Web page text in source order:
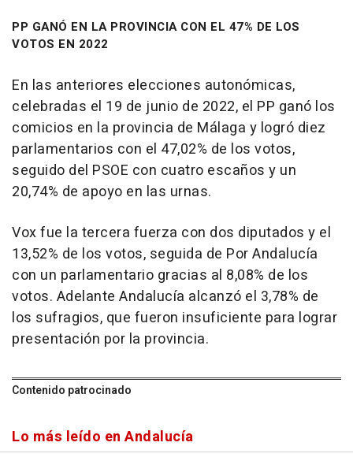
PP GANÓ EN LA PROVINCIA CON EL 47% DE LOS
VOTOS EN 2022
En las anteriores elecciones autonómicas,
celebradas el 19 de junio de 2022, el PP ganó los
comicios en la provincia de Málaga y logró diez
parlamentarios con el 47,02% de los votos,
seguido del PSOE con cuatro escaños y un
20,74% de apoyo en las urnas.
Vox fue la tercera fuerza con dos diputados y el
13,52% de los votos, seguida de Por Andalucía
con un parlamentario gracias al 8,08% de los
votos. Adelante Andalucía alcanzó el 3,78% de
los sufragios, que fueron insuficiente para lograr
presentación por la provincia.
Contenido patrocinado
Lo más leído en Andalucía